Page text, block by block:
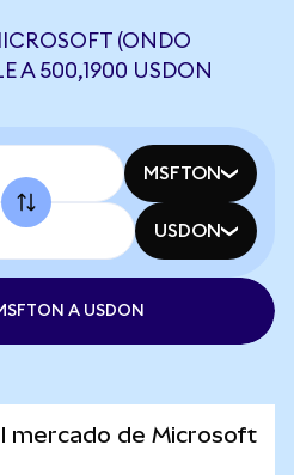
(ONDO
A 500,1900 USDON
MSFTON
USDON
A USDON
mercado de Microsoft